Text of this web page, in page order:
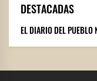
DESTACADAS
EL DIARIO DEL